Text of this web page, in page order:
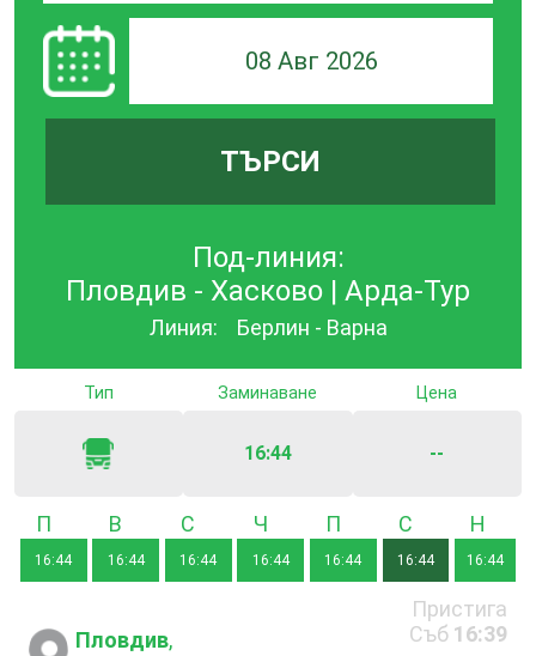
08 Авг 2026
ТЪРСИ
Под-линия:
Пловдив - Хасково | Арда-Тур
Линия: Берлин - Варна
Тип Заминаване
16:44
Цена
--
Понеделник
16:44
Вторник
16:44 16:44
Четвъртък
16:44 16:44
Събота
16:44 16:44
Пловдив,
Пристига
Съб 16:39